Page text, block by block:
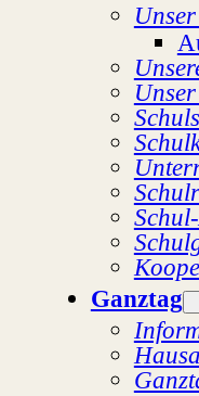
Ganztag